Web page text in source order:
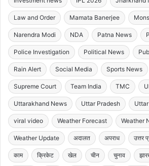
Law and Order Mamata Banerjee
Narendra Modi NDA Patna News
Police Investigation Political News
Rain Alert Social Media Sports News
Supreme Court Team India TMC
Uttarakhand News Uttar Pradesh
viral video Weather Forecast Weather
Weather Update अदालत अपराध उत्तर
काम क्रिकेट खेल चीन चुनाव